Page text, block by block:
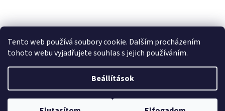
Tento web používá soubory cookie. Dalším procházením
tohoto webu vyjadřujete souhlas s jejich používáním.
Beállítások